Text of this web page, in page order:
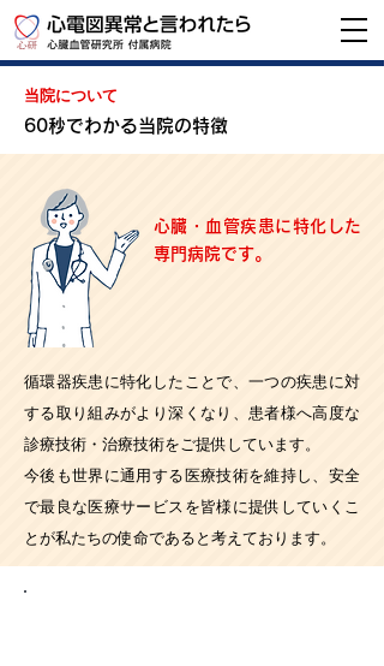
当院について
60秒でわかる当院の特徴
心臓・血管疾患に特化した
専門病院です。
循環器疾患に特化したことで、一つの疾患に対
する取り組みがより深くなり、患者様へ高度な
診療技術・治療技術をご提供しています。
今後も世界に通用する医療技術を維持し、安全
で最良な医療サービスを皆様に提供していくこ
とが私たちの使命であると考えております。